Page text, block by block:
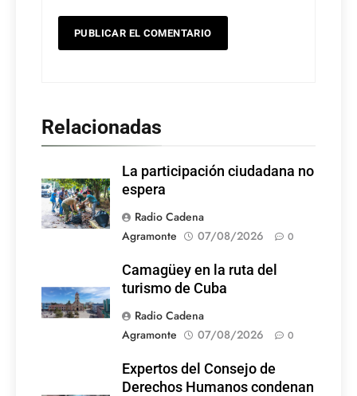
Relacionadas
La participación ciudadana no
espera
Radio Cadena
Agramonte
07/08/2026 0
Camagüey en la ruta del
turismo de Cuba
Radio Cadena
Agramonte
07/08/2026 0
Expertos del Consejo de
Derechos Humanos condenan